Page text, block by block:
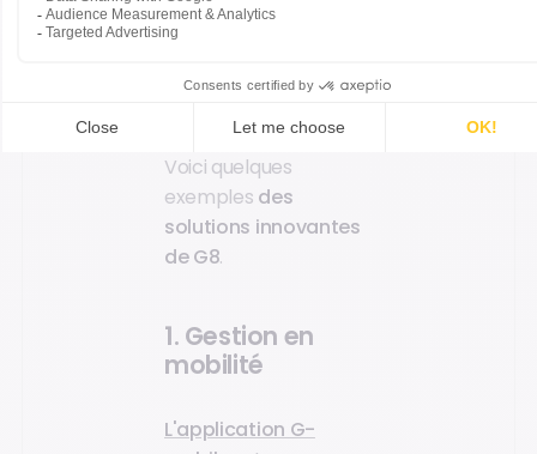
professionnels de la
motoculture de piloter
Voici quelques
exemples des
solutions innovantes
de G8.
1. Gestion en
mobilité
L'application G-